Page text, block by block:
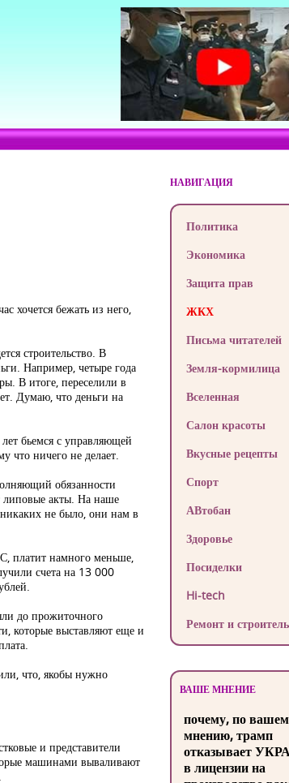
хочется бежать из него,
строительство. В
Например, четыре года
В итоге, переселили в
Думаю, что деньги на
бьемся с управляющей
что ничего не делает.
обязанности
липовые акты. На наше
не было, они нам в
платит намного меньше,
счета на 13 000
до прожиточного
которые выставляют еще и
что, якобы нужно
и представители
машинами вываливают
НАВИГАЦИЯ
Политика
Экономика
Защита прав
ЖКХ
Письма читателей
Земля-кормилица
Вселенная
Салон красоты
Вкусные рецепты
Спорт
АВтобан
Здоровье
Посиделки
Hi-tech
Ремонт и
ВАШЕ МНЕНИЕ
почему, по
мнению, трамп
отказывает
в лицензии на